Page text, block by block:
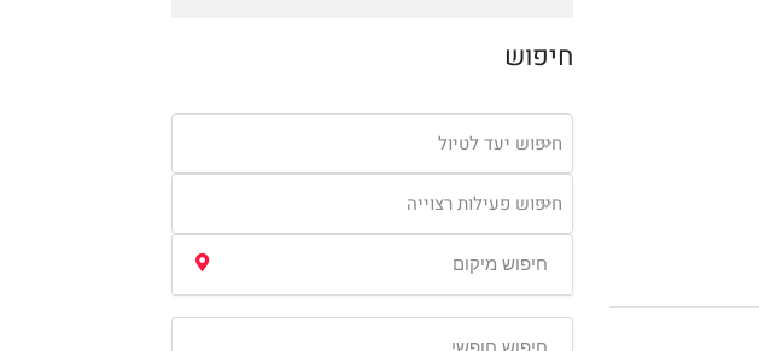
חיפוש
חיפוש יעד לטיול
חיפוש פעילות רצוייה